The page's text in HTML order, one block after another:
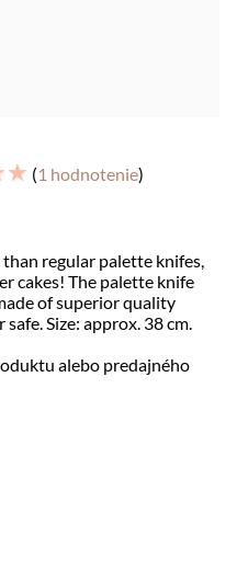
☆ (1 hodnotenie)
regular palette knifes,
cakes! The palette knife
of superior quality
Size: approx. 38 cm.
alebo predajného